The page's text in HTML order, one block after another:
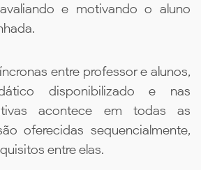
e motivando o aluno
entre professor e alunos,
disponibilizado e nas
acontece em todas as
oferecidas sequencialmente,
entre elas.